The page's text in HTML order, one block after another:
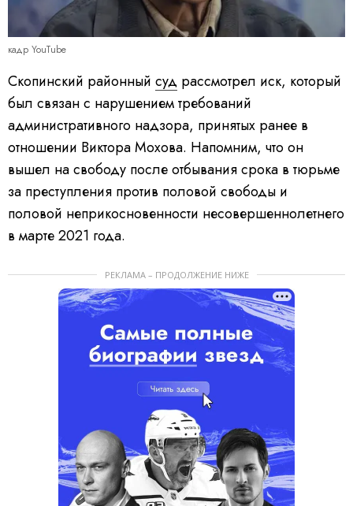
кадр YouTube
Скопинский районный суд рассмотрел иск, который
был связан с нарушением требований
административного надзора, принятых ранее в
отношении Виктора Мохова. Напомним, что он
вышел на свободу после отбывания срока в тюрьме
за преступления против половой свободы и
половой неприкосновенности несовершеннолетнего
в марте 2021 года.
РЕКЛАМА – ПРОДОЛЖЕНИЕ НИЖЕ